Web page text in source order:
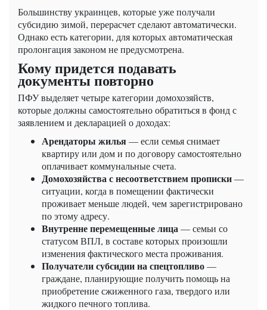
Большинству украинцев, которые уже получали
субсидию зимой, перерасчет сделают автоматически.
Однако есть категории, для которых автоматическая
пролонгация законом не предусмотрена.
Кому придется подавать
документы повторно
ПФУ выделяет четыре категории домохозяйств,
которые должны самостоятельно обратиться в фонд с
заявлением и декларацией о доходах:
Арендаторы жилья— если семья снимает
квартиру или дом и по договору самостоятельно
оплачивает коммунальные счета.
Домохозяйства с несоответствием прописки—
ситуации, когда в помещении фактически
проживает меньше людей, чем зарегистрировано
по этому адресу.
Внутренне перемещенные лица— семьи со
статусом ВПЛ, в составе которых произошли
изменения фактического места проживания.
Получатели субсидии на спецтопливо—
граждане, планирующие получить помощь на
приобретение сжиженного газа, твердого или
жидкого печного топлива.